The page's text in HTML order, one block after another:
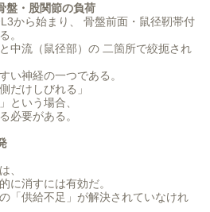
盤・股関節の負荷
から始まり、 骨盤前面・鼠径靭帯付
。
中流（鼠径部）の 二箇所で絞扼され
い神経の一つである。
だけしびれる」
という場合、
必要がある。
、
に消すには有効だ。
「供給不足」が解決されていなけれ